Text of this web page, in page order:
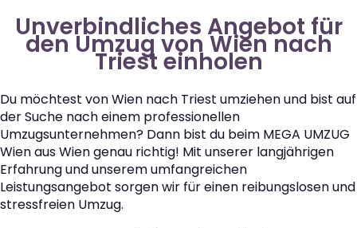
Unverbindliches Angebot für
den Umzug von Wien nach
Triest einholen
Du möchtest von Wien nach Triest umziehen und bist auf
der Suche nach einem professionellen
Umzugsunternehmen? Dann bist du beim MEGA UMZUG
Wien aus Wien genau richtig! Mit unserer langjährigen
Erfahrung und unserem umfangreichen
Leistungsangebot sorgen wir für einen reibungslosen und
stressfreien Umzug.